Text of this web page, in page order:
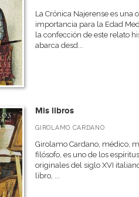
La Crónica Najerense es una
importancia para la Edad
la confección de este relato
abarca desd...
Mis libros
GIROLAMO CARDANO
Girolamo Cardano, médico,
filósofo, es uno de los
originales del siglo XVI
libro, ...